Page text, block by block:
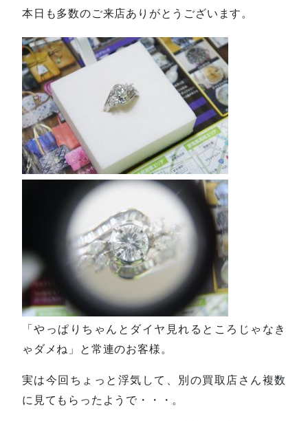
本日も多数のご来店ありがとうございます。
「やっぱりちゃんとダイヤ見れるところじゃなき
ゃダメね」と常連のお客様。
実は今回ちょっと浮気して、別の買取店さん複数
に見てもらったようで・・・。